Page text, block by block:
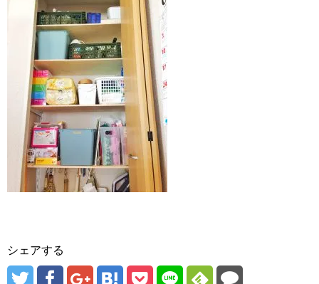
シェアする